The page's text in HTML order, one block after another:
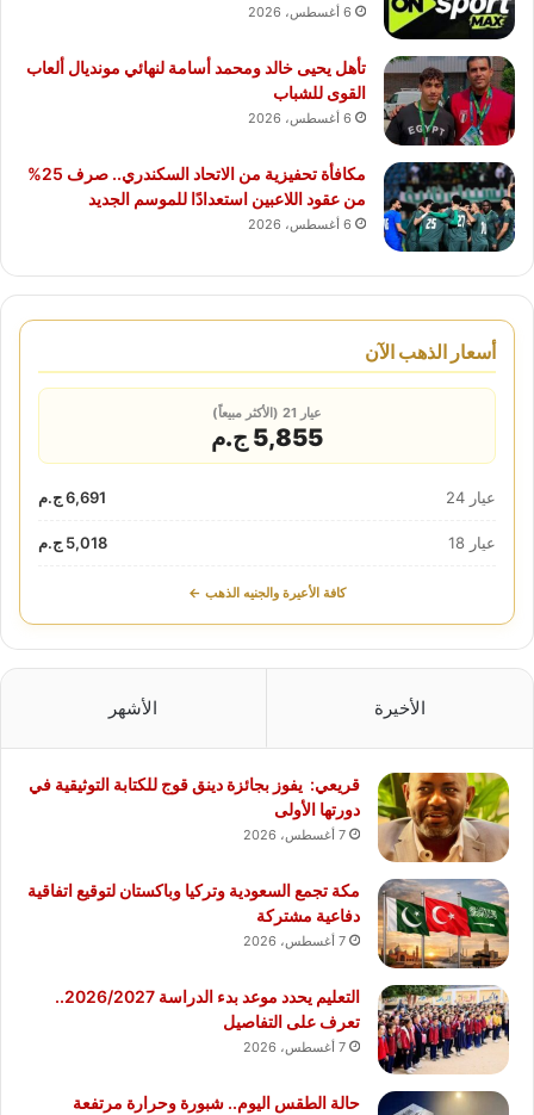
6 أغسطس، 2026
تأهل يحيى خالد ومحمد أسامة لنهائي مونديال ألعاب
القوى للشباب
6 أغسطس، 2026
مكافأة تحفيزية من الاتحاد السكندري.. صرف 25%
من عقود اللاعبين استعدادًا للموسم الجديد
6 أغسطس، 2026
أسعار الذهب الآن
عيار 21 (الأكثر مبيعاً)
5,855 ج.م
عيار 24 6,691 ج.م
عيار 18 5,018 ج.م
كافة الأعيرة والجنيه الذهب ←
الأخيرة الأشهر
قريعي: يفوز بجائزة دينق قوج للكتابة التوثيقية في
دورتها الأولى
7 أغسطس، 2026
مكة تجمع السعودية وتركيا وباكستان لتوقيع اتفاقية
دفاعية مشتركة
7 أغسطس، 2026
التعليم يحدد موعد بدء الدراسة 2026/2027..
تعرف على التفاصيل
7 أغسطس، 2026
حالة الطقس اليوم.. شبورة وحرارة مرتفعة